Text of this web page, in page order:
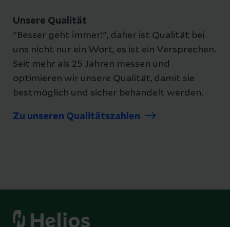
Unsere Qualität
"Besser geht immer!", daher ist Qualität bei
uns nicht nur ein Wort, es ist ein Versprechen.
Seit mehr als 25 Jahren messen und
optimieren wir unsere Qualität, damit sie
bestmöglich und sicher behandelt werden.
Zu unseren Qualitätszahlen